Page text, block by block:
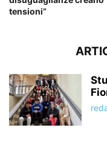
tensioni”